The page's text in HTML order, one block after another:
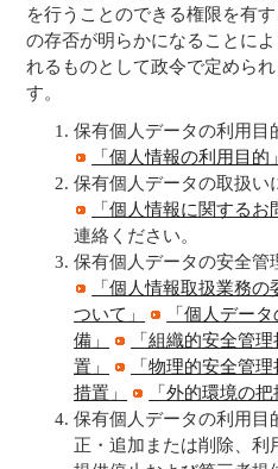
を行うことのできる権限を有
の存否が明らかになることに
れるものとして政令で定めら
す。
保有個人データの利用目
「個人情報の利用目的」
保有個人データの取扱い
「個人情報に関するお
連絡ください。
保有個人データの安全管
「個人情報取扱業務の
ついて」
「個人デー
備」
「組織的安全管理
置」
「物理的安全管理
措置」
「外的環境の把
保有個人データの利用目
正・追加または削除、利